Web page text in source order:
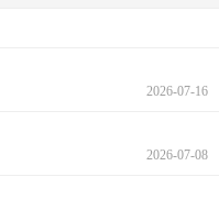
2026-07-16
2026-07-08